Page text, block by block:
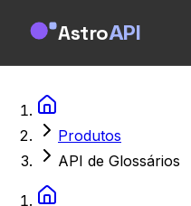
AstroAPI
Produtos
API de Glossários